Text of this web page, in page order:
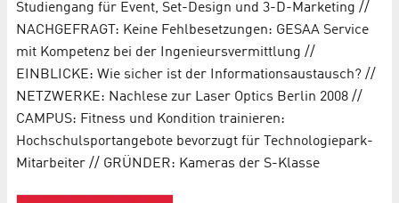
Studiengang für Event, Set-Design und 3-D-Marketing //
NACHGEFRAGT: Keine Fehlbesetzungen: GESAA Service
mit Kompetenz bei der Ingenieursvermittlung //
EINBLICKE: Wie sicher ist der Informationsaustausch? //
NETZWERKE: Nachlese zur Laser Optics Berlin 2008 //
CAMPUS: Fitness und Kondition trainieren:
Hochschulsportangebote bevorzugt für Technologiepark-
Mitarbeiter // GRÜNDER: Kameras der S-Klasse